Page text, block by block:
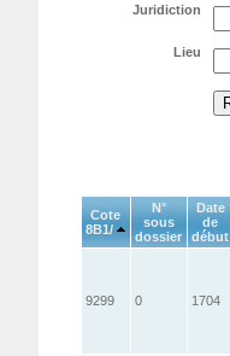
Juridiction
Lieu
Cote
8B1/
N°
sous
dossier
Date
de
début
9299 0 1704